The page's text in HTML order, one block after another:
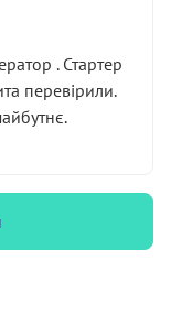
. Стартер
перевірили.